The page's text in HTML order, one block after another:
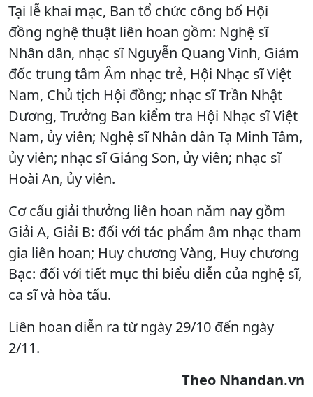
Tại lễ khai mạc, Ban tổ chức công bố Hội
đồng nghệ thuật liên hoan gồm: Nghệ sĩ
Nhân dân, nhạc sĩ Nguyễn Quang Vinh, Giám
đốc trung tâm Âm nhạc trẻ, Hội Nhạc sĩ Việt
Nam, Chủ tịch Hội đồng; nhạc sĩ Trần Nhật
Dương, Trưởng Ban kiểm tra Hội Nhạc sĩ Việt
Nam, ủy viên; Nghệ sĩ Nhân dân Tạ Minh Tâm,
ủy viên; nhạc sĩ Giáng Son, ủy viên; nhạc sĩ
Hoài An, ủy viên.
Cơ cấu giải thưởng liên hoan năm nay gồm
Giải A, Giải B: đối với tác phẩm âm nhạc tham
gia liên hoan; Huy chương Vàng, Huy chương
Bạc: đối với tiết mục thi biểu diễn của nghệ sĩ,
ca sĩ và hòa tấu.
Liên hoan diễn ra từ ngày 29/10 đến ngày
2/11.
Theo Nhandan.vn